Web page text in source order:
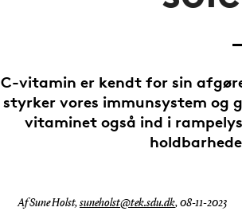
C-vitamin er kendt for sin
styrker vores immunsystem og
vitaminet også ind i
Af Sune Holst, suneholst@tek.sdu.dk, 08-11-2023